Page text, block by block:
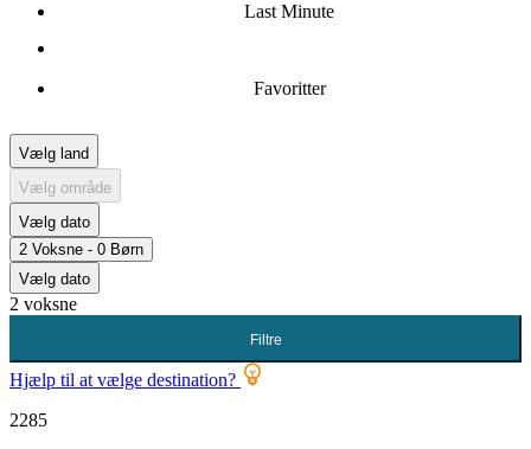
Last Minute
Favoritter
Vælg land
Vælg område
Vælg dato
2 Voksne - 0 Børn
Vælg dato
2 voksne
Filtre
Hjælp til at vælge destination?
2285